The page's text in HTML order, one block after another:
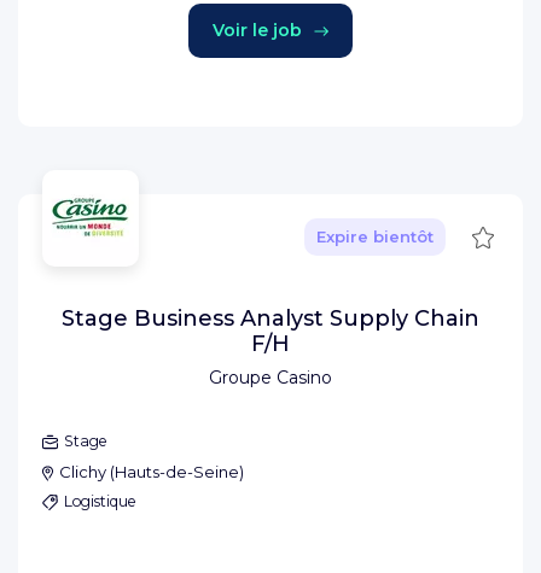
Voir le job
Groupe Casino
Expire bientôt
Stage Business Analyst Supply Chain
F/H
Stage
Clichy (Hauts-de-Seine)
Logistique